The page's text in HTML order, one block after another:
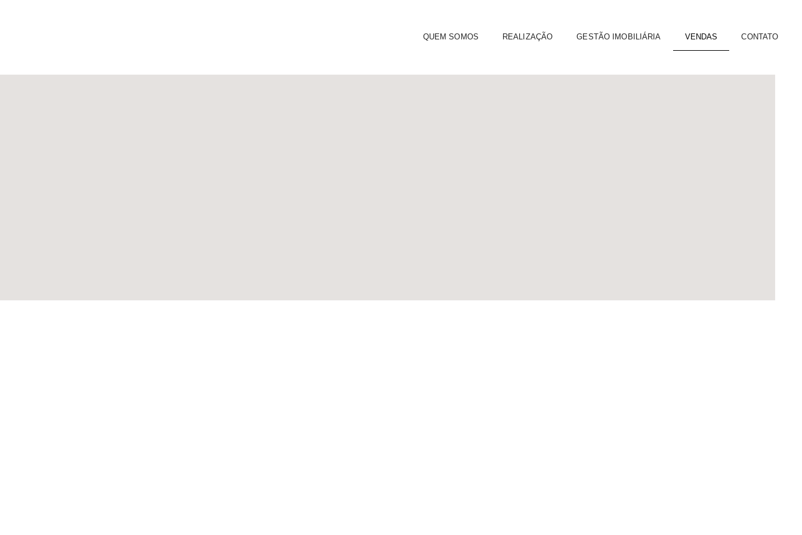
QUEM SOMOS REALIZAÇÃO GESTÃO IMOBILIÁRIA VENDAS CONTATO